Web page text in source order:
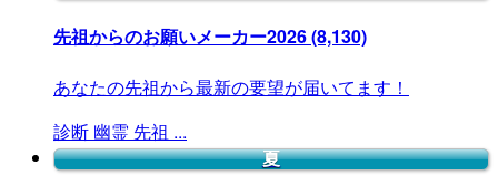
先祖からのお願いメーカー2026(8,130)
あなたの先祖から最新の要望が届いてます！
診断 幽霊 先祖 ...
夏